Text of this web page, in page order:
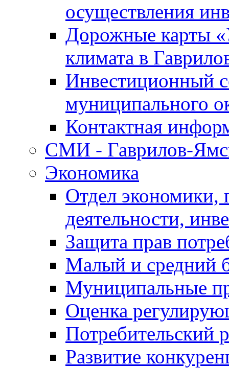
осуществления
Дорожные карты
климата в
Инвестиционный
муниципального
Контактная
СМИ - Гаврилов-
Экономика
Отдел экономики,
деятельности,
Защита прав
Малый и средний
Муниципальные
Оценка
Потребительский
Развитие